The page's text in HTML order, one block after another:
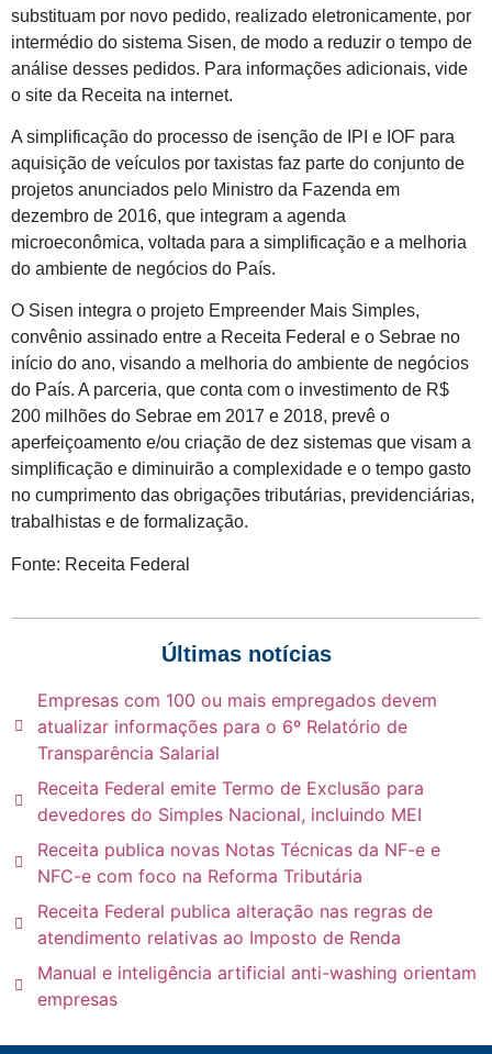
substituam por novo pedido, realizado eletronicamente, por
intermédio do sistema Sisen, de modo a reduzir o tempo de
análise desses pedidos. Para informações adicionais, vide
o site da Receita na internet.
A simplificação do processo de isenção de IPI e IOF para
aquisição de veículos por taxistas faz parte do conjunto de
projetos anunciados pelo Ministro da Fazenda em
dezembro de 2016, que integram a agenda
microeconômica, voltada para a simplificação e a melhoria
do ambiente de negócios do País.
O Sisen integra o projeto Empreender Mais Simples,
convênio assinado entre a Receita Federal e o Sebrae no
início do ano, visando a melhoria do ambiente de negócios
do País. A parceria, que conta com o investimento de R$
200 milhões do Sebrae em 2017 e 2018, prevê o
aperfeiçoamento e/ou criação de dez sistemas que visam a
simplificação e diminuirão a complexidade e o tempo gasto
no cumprimento das obrigações tributárias, previdenciárias,
trabalhistas e de formalização.
Fonte: Receita Federal
Últimas notícias
Empresas com 100 ou mais empregados devem
atualizar informações para o 6º Relatório de
Transparência Salarial
Receita Federal emite Termo de Exclusão para
devedores do Simples Nacional, incluindo MEI
Receita publica novas Notas Técnicas da NF-e e
NFC-e com foco na Reforma Tributária
Receita Federal publica alteração nas regras de
atendimento relativas ao Imposto de Renda
Manual e inteligência artificial anti-washing orientam
empresas